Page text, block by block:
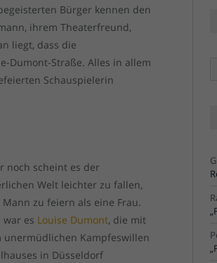
Bürger kennen den
ihrem Theaterfreund,
liegt, dass die
Dumont-Straße. Alles in allem
Schauspielerin
noch scheint es der
Welt leichter zu fallen,
Mann zu feiern als eine Frau.
war es Louise Dumont, die mit
unermüdlichen Kampfeswillen
in Düsseldorf